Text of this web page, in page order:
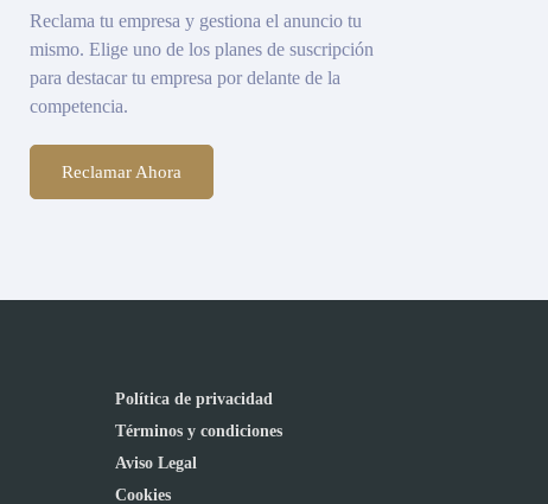
Reclama tu empresa y gestiona el anuncio tu
mismo. Elige uno de los planes de suscripción
para destacar tu empresa por delante de la
competencia.
Reclamar Ahora
Política de privacidad
Términos y condiciones
Aviso Legal
Cookies